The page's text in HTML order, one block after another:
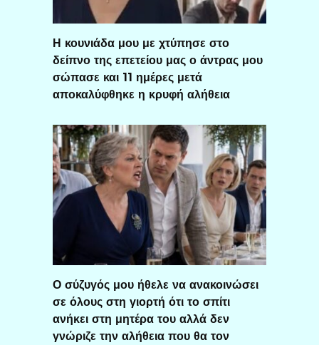
Η κουνιάδα μου με χτύπησε στο
δείπνο της επετείου μας ο άντρας μου
σώπασε και 11 ημέρες μετά
αποκαλύφθηκε η κρυφή αλήθεια
Ο σύζυγός μου ήθελε να ανακοινώσει
σε όλους στη γιορτή ότι το σπίτι
ανήκει στη μητέρα του αλλά δεν
γνώριζε την αλήθεια που θα τον